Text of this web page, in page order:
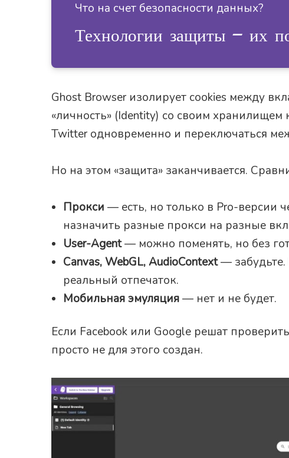
Что на счет безопасности данных?
Технологии защиты — их
Ghost Browser изолирует cookies между
«личность» (Identity) со своим
Twitter одновременно и переключаться
Но на этом «защита» заканчивается.
Прокси — есть, но только в Pro-версии
назначить разные прокси на разные
User-Agent— можно поменять, но без
Canvas, WebGL, AudioContext— забудьте.
реальный отпечаток.
Мобильная эмуляция— нет и не будет.
Если Facebook или Google решат
просто не для этого создан.